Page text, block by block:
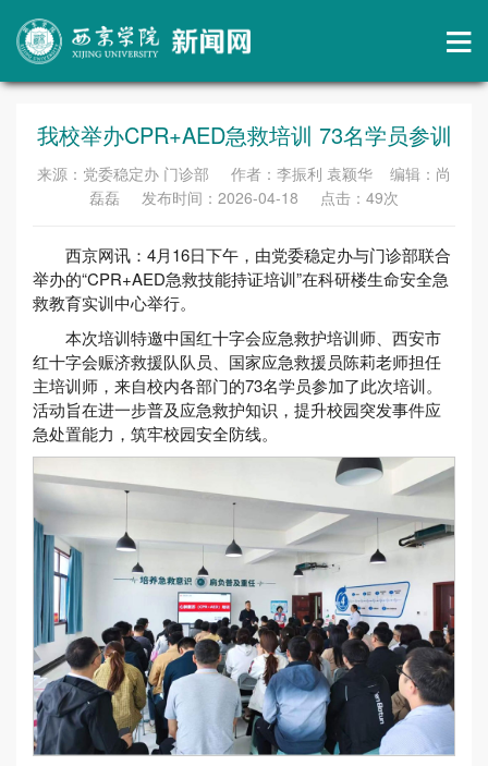
我校举办CPR+AED急救培训 73名学员参训
来源：党委稳定办 门诊部 作者：李振利 袁颖华 编辑：尚
磊磊 发布时间：2026-04-18 点击： 49次
西京网讯：4月16日下午，由党委稳定办与门诊部联合
举办的“CPR+AED急救技能持证培训”在科研楼生命安全急
救教育实训中心举行。
本次培训特邀中国红十字会应急救护培训师、西安市
红十字会赈济救援队队员、国家应急救援员陈莉老师担任
主培训师，来自校内各部门的73名学员参加了此次培训。
活动旨在进一步普及应急救护知识，提升校园突发事件应
急处置能力，筑牢校园安全防线。